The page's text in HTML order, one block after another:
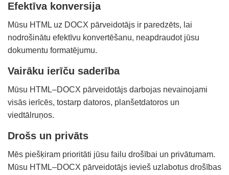
Efektīva konversija
Mūsu HTML uz DOCX pārveidotājs ir paredzēts, lai
nodrošinātu efektīvu konvertēšanu, neapdraudot jūsu
dokumentu formatējumu.
Vairāku ierīču saderība
Mūsu HTML–DOCX pārveidotājs darbojas nevainojami
visās ierīcēs, tostarp datoros, planšetdatoros un
viedtālruņos.
Drošs un privāts
Mēs piešķiram prioritāti jūsu failu drošībai un privātumam.
Mūsu HTML–DOCX pārveidotājs ievieš uzlabotus drošības